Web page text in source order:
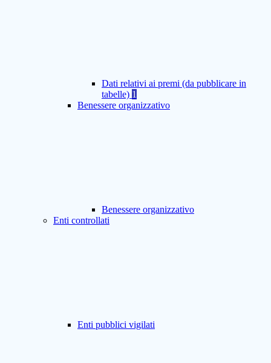
Dati relativi ai premi (da pubblicare in
tabelle) 1
Benessere organizzativo
Benessere organizzativo
Enti controllati
Enti pubblici vigilati